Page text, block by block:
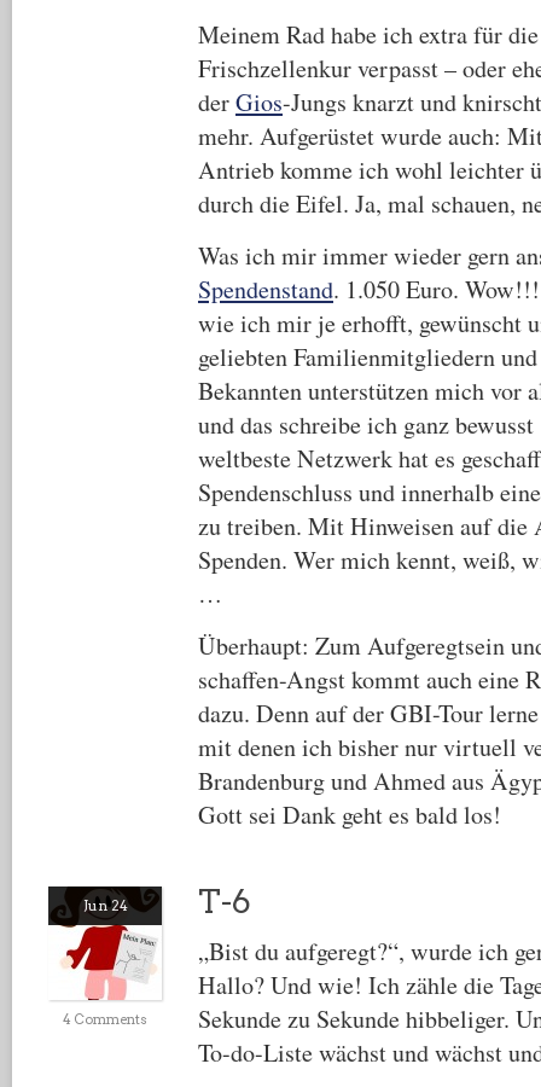
Meinem Rad habe ich extra für
Frischzellenkur verpasst – oder
derGios-Jungs knarzt und
mehr. Aufgerüstet wurde auch:
Antrieb komme ich wohl leichter
durch die Eifel. Ja, mal schauen,
Was ich mir immer wieder gern
Spendenstand. 1.050 Euro.
wie ich mir je erhofft, gewünscht
geliebten Familienmitgliedern
Bekannten unterstützen mich vor
und das schreibe ich ganz
weltbeste Netzwerk hat es
Spendenschluss und innerhalb
zu treiben. Mit Hinweisen auf die
Spenden. Wer mich kennt, weiß,
…
Überhaupt: Zum Aufgeregtsein
schaffen-Angst kommt auch eine
dazu. Denn auf der GBI-Tour
mit denen ich bisher nur virtuell
Brandenburg und Ahmed aus
Gott sei Dank geht es bald los!
Jun 24
4 Comments
T-6
„Bist du aufgeregt?“, wurde ich
Hallo? Und wie! Ich zähle die
Sekunde zu Sekunde hibbeliger.
To-do-Liste wächst und wächst